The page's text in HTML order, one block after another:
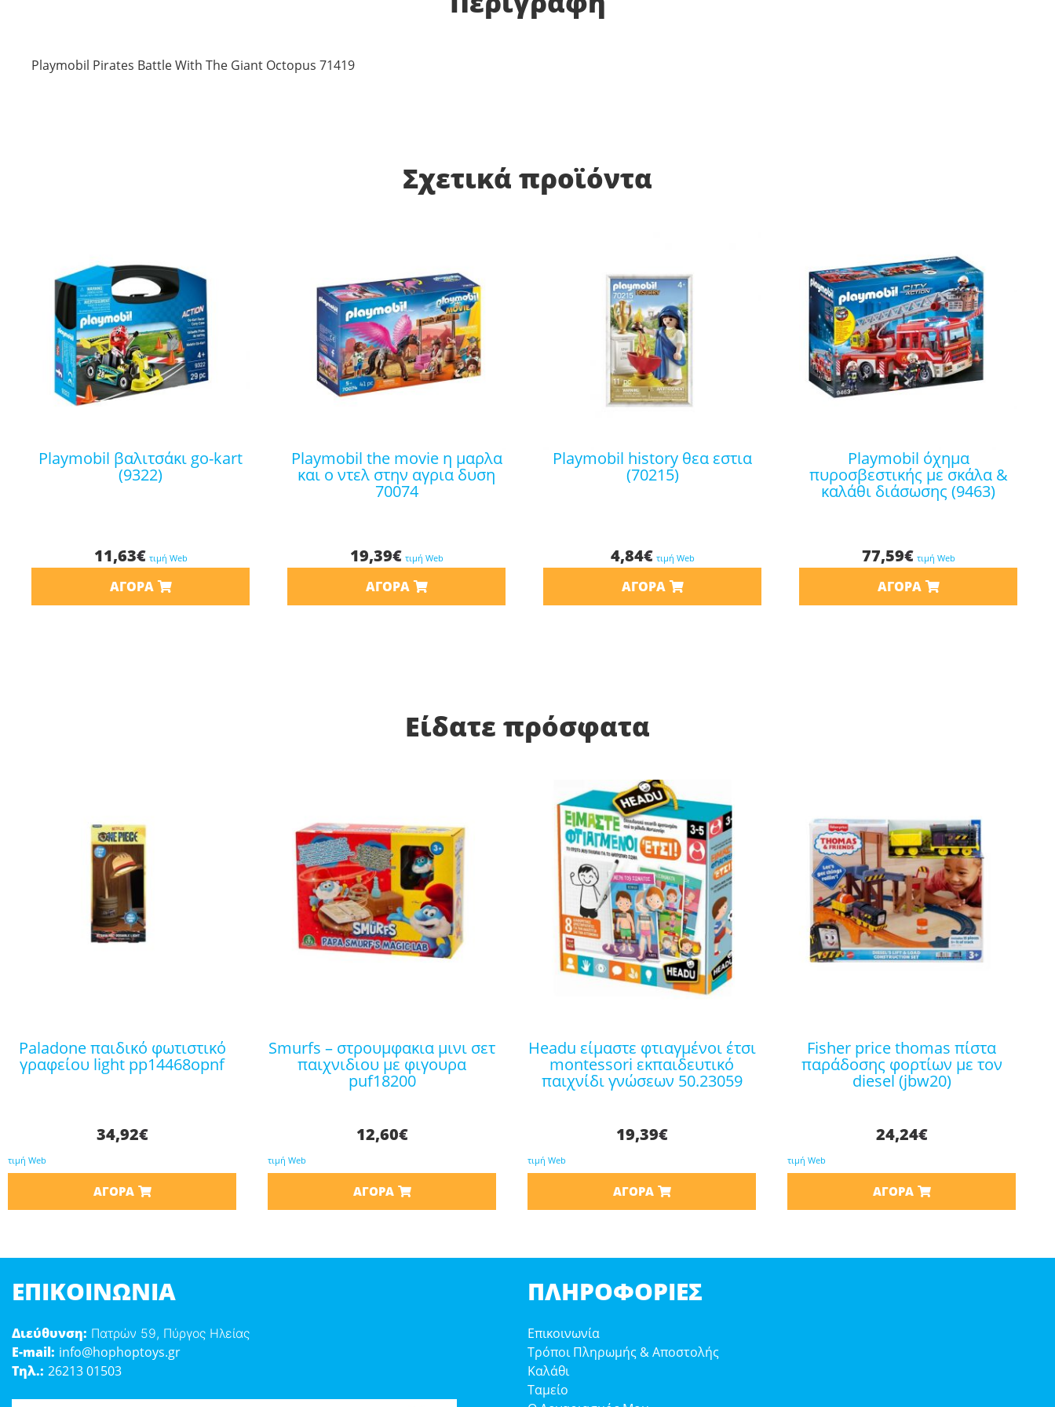
Playmobil Pirates Battle With The Giant Octopus 71419
Σχετικά προϊόντα
playmobil βαλιτσάκι go-kart
(9322)
11,63€ τιμή Web
ΑΓΟΡΆ
playmobil the movie η μαρλα
και ο ντελ στην αγρια δυση
70074
19,39€ τιμή Web
ΑΓΟΡΆ
playmobil history θεα εστια
(70215)
4,84€ τιμή Web
ΑΓΟΡΆ
playmobil όχημα
πυροσβεστικής με σκάλα &
καλάθι διάσωσης (9463)
77,59€ τιμή Web
ΑΓΟΡΆ
Είδατε πρόσφατα
paladone παιδικό φωτιστικό
γραφείου light pp14468opnf
34,92€
τιμή Web
ΑΓΟΡΆ
smurfs – στρουμφακια μινι σετ
παιχνιδιου με φιγουρα
puf18200
12,60€
τιμή Web
ΑΓΟΡΆ
headu είμαστε φτιαγμένοι έτσι
montessori εκπαιδευτικό
παιχνίδι γνώσεων 50.23059
19,39€
τιμή Web
ΑΓΟΡΆ
fisher price thomas πίστα
παράδοσης φορτίων με τον
diesel (jbw20)
24,24€
τιμή Web
ΑΓΟΡΆ
ΕΠΙΚΟΙΝΩΝΊΑ
Διεύθυνση: Πατρών 59, Πύργος Ηλείας
E-mail: info@hophoptoys.gr
Τηλ.: 26213 01503
ΠΛΗΡΟΦΟΡΊΕΣ
Επικοινωνία
Τρόποι Πληρωμής & Αποστολής
Καλάθι
Ταμείο